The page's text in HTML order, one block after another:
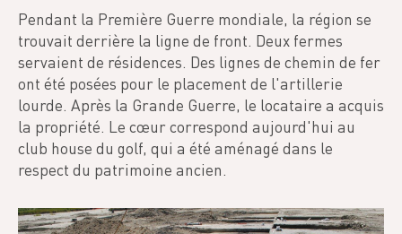
Pendant la Première Guerre mondiale, la région se
trouvait derrière la ligne de front. Deux fermes
servaient de résidences. Des lignes de chemin de fer
ont été posées pour le placement de l'artillerie
lourde. Après la Grande Guerre, le locataire a acquis
la propriété. Le cœur correspond aujourd'hui au
club house du golf, qui a été aménagé dans le
respect du patrimoine ancien.